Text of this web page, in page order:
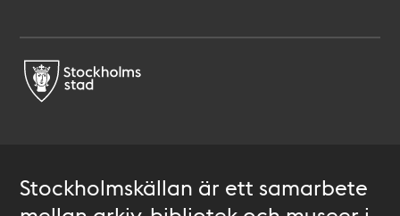
Stockholmskällan är ett samarbete